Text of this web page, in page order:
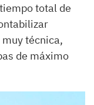
total de
técnica,
de máximo